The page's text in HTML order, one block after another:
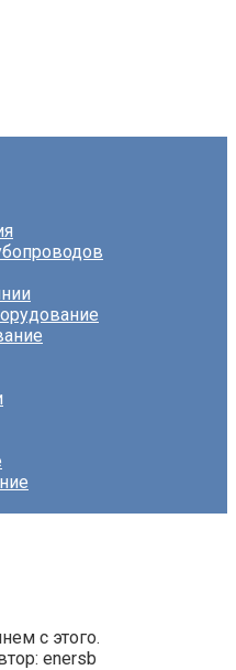
с этого.
enersb